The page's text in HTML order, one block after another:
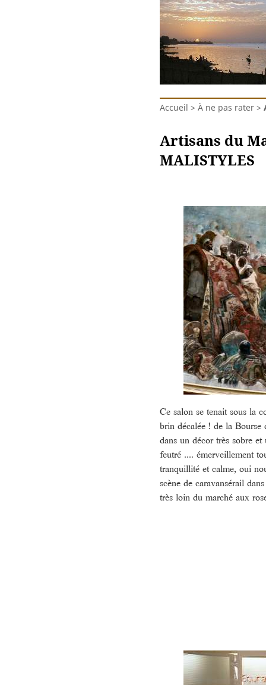
Accueil > À ne pas rater>
Artisans du
MALISTYLES
Ce salon se tenait sous la
brin décalée ! de la Bourse
dans un décor très sobre
feutré .... émerveillement
tranquillité et calme, oui
scène de caravansérail
très loin du marché aux